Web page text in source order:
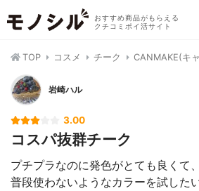
おすすめ商品がもらえる
クチコミポイ活サイト
TOP コスメ チーク CANMAKE(キ
岩崎ハル
3.00
コスパ抜群チーク
プチプラなのに発色がとても良くて
普段使わないようなカラーを試した